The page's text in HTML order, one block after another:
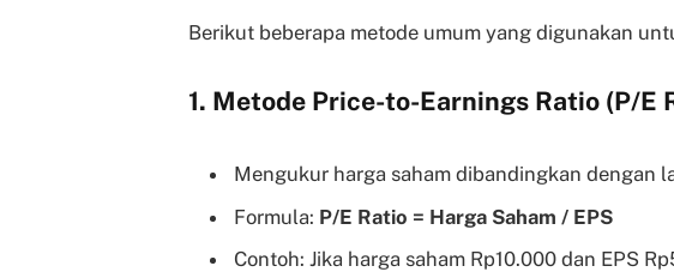
Berikut beberapa metode umum yang digunakan
1. Metode Price-to-Earnings Ratio (P/E
Mengukur harga saham dibandingkan dengan
Formula: P/E Ratio = Harga Saham / EPS
Contoh: Jika harga saham Rp10.000 dan EPS